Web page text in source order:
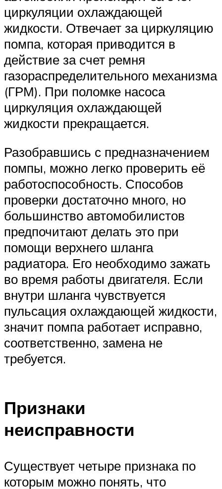
циркуляции охлаждающей
жидкости. Отвечает за циркуляцию
помпа, которая приводится в
действие за счет ремня
газораспределительного механизма
(ГРМ). При поломке насоса
циркуляция охлаждающей
жидкости прекращается.
Разобравшись с предназначением
помпы, можно легко проверить её
работоспособность. Способов
проверки достаточно много, но
большинство автомобилистов
предпочитают делать это при
помощи верхнего шланга
радиатора. Его необходимо зажать
во время работы двигателя. Если
внутри шланга чувствуется
пульсация охлаждающей жидкости,
значит помпа работает исправно,
соответственно, замена не
требуется.
Признаки
неисправности
Существует четыре признака по
которым можно понять, что